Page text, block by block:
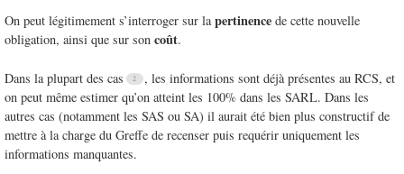
On peut légitimement s’interroger sur lapertinence de cette nouvelle
obligation, ainsi que sur son coût.
Dans la plupart des cas
, les informations sont déjà présentes au RCS, et
on peut même estimer qu’on atteint les 100% dans les SARL. Dans les
autres cas (notamment les SAS ou SA) il aurait été bien plus constructif de
mettre à la charge du Greffe de recenser puis requérir uniquement les
informations manquantes.